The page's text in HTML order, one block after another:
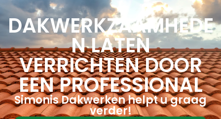
DAKWERKZAAMHEDE
N LATEN
VERRICHTEN DOOR
EEN PROFESSIONAL
Simonis Dakwerken helpt u graag
verder!